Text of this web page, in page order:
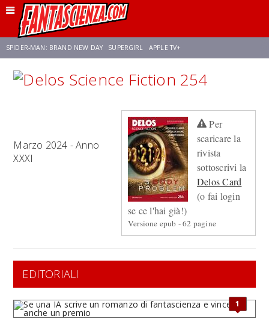
SPIDER-MAN: BRAND NEW DAY SUPERGIRL APPLE TV+
FRANCO RICCIARDIELLO ZENDAYA STAR TREK AVENGERS: DOOMSDAY
CELIA ROSE GOODING
Per
scaricare la
rivista
sottoscrivi la
Delos Card
(o fai login
se ce l'hai già!)
Versione epub - 62 pagine
Marzo 2024 - Anno
XXXI
EDITORIALI
1